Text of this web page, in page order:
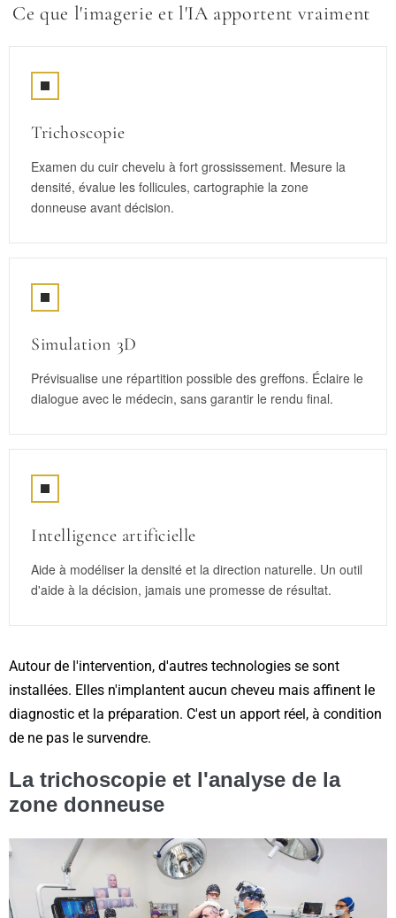
Ce que l'imagerie et l'IA apportent vraiment
Trichoscopie
Examen du cuir chevelu à fort grossissement. Mesure la
densité, évalue les follicules, cartographie la zone
donneuse avant décision.
Simulation 3D
Prévisualise une répartition possible des greffons. Éclaire le
dialogue avec le médecin, sans garantir le rendu final.
Intelligence artificielle
Aide à modéliser la densité et la direction naturelle. Un outil
d'aide à la décision, jamais une promesse de résultat.
Autour de l'intervention, d'autres technologies se sont
installées. Elles n'implantent aucun cheveu mais affinent le
diagnostic et la préparation. C'est un apport réel, à condition
de ne pas le survendre.
La trichoscopie et l'analyse de la
zone donneuse